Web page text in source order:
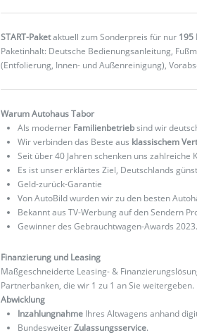
START-Paketaktuell zum Sonderpreis für nur 195
Paketinhalt: Deutsche Bedienungsanleitung,
(Entfolierung, Innen- und Außenreinigung),
Warum Autohaus Tabor
Als moderner Familienbetriebsind wir
Wir verbinden das Beste aus klassischem
Seit über 40 Jahren schenken uns zahlreiche
Es ist unser erklärtes Ziel, Deutschlands
Geld-zurück-Garantie
Von AutoBild wurden wir zu den besten
Bekannt aus TV-Werbung auf den Sendern
Gewinner des Gebrauchtwagen-Awards 2023.
Finanzierung und Leasing
Maßgeschneiderte Leasing- &
Partnerbanken, die wir 1 zu 1 an Sie weitergeben.
Abwicklung
Inzahlungnahme Ihres Altwagens anhand
BundesweiterZulassungsservice.